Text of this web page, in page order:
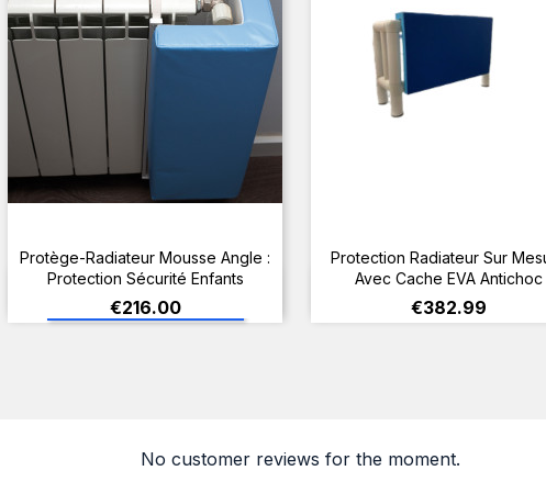
Protège-Radiateur Mousse Angle :
Protection Sécurité Enfants
Price
€216.00
ADD TO CART
Protection Radiateur Sur
Avec Cache EVA Antichoc
Price
€382.99
View
No customer reviews for the moment.